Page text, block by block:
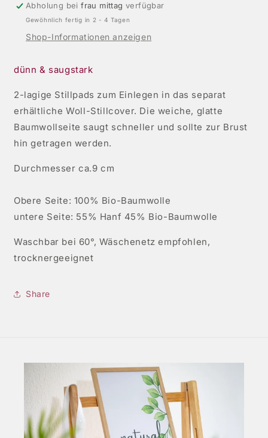
Abholung beifrau mittag verfügbar
Gewöhnlich fertig in 2 - 4 Tagen
Shop-Informationen anzeigen
dünn & saugstark
2-lagige Stillpads zum Einlegen in das separat
erhältliche Woll-Stillcover. Die weiche, glatte
Baumwollseite saugt schneller und sollte zur Brust
hin getragen werden.
Durchmesser ca.9 cm
Obere Seite: 100% Bio-Baumwolle
untere Seite: 55% Hanf 45% Bio-Baumwolle
Waschbar bei 60°, Wäschenetz empfohlen,
trocknergeeignet
Share